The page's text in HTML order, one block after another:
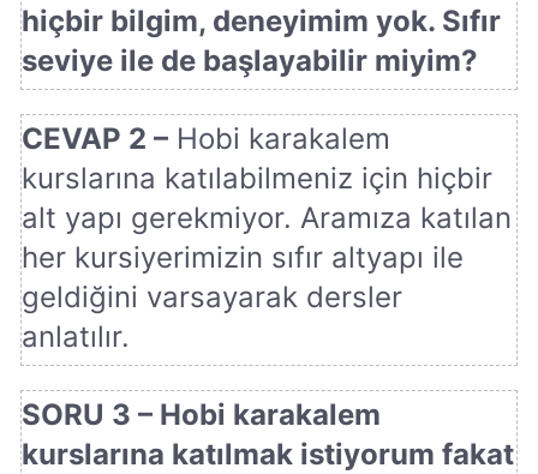
hiçbir bilgim, deneyimim yok. Sıfır
seviye ile de başlayabilir miyim?
CEVAP 2 – Hobi karakalem
kurslarına katılabilmeniz için hiçbir
alt yapı gerekmiyor. Aramıza katılan
her kursiyerimizin sıfır altyapı ile
geldiğini varsayarak dersler
anlatılır.
SORU 3 – Hobi karakalem
kurslarına katılmak istiyorum fakat